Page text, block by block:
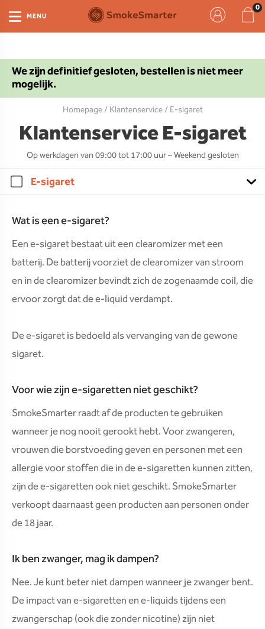
We zijn definitief gesloten, bestellen is niet meer
mogelijk.
MENU
Homepage/Klantenservice/ E-sigaret
Klantenservice E-sigaret
Op werkdagen van 09:00 tot 17:00 uur – Weekend gesloten
E-sigaret
Wat is een e-sigaret?
Een e-sigaret bestaat uit een clearomizer met een
batterij. De batterij voorziet de clearomizer van stroom
en in de clearomizer bevindt zich de zogenaamde coil, die
ervoor zorgt dat de e-liquid verdampt.
De e-sigaret is bedoeld als vervanging van de gewone
sigaret.
Voor wie zijn e-sigaretten niet geschikt?
SmokeSmarter raadt af de producten te gebruiken
wanneer je nog nooit gerookt hebt. Voor zwangeren,
vrouwen die borstvoeding geven en personen met een
allergie voor stoffen die in de e-sigaretten kunnen zitten,
zijn de e-sigaretten ook niet geschikt. SmokeSmarter
verkoopt daarnaast geen producten aan personen onder
de 18 jaar.
Ik ben zwanger, mag ik dampen?
Nee. Je kunt beter niet dampen wanneer je zwanger bent.
De impact van e-sigaretten en e-liquids tijdens een
zwangerschap (ook die zonder nicotine) zijn niet